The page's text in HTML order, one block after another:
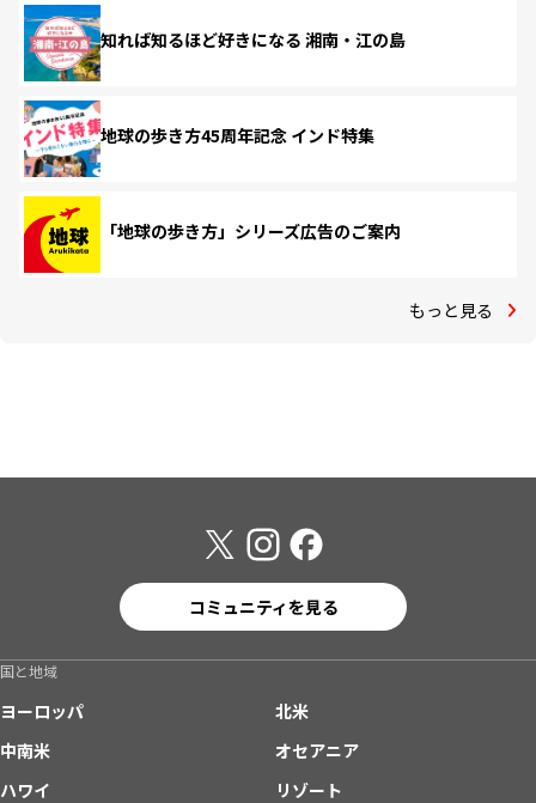
知れば知るほど好きになる 湘南・江の島
地球の歩き方45周年記念 インド特集
「地球の歩き方」シリーズ広告のご案内
もっと見る
コミュニティを見る
国と地域
ヨーロッパ
北米
中南米
オセアニア
ハワイ
リゾート